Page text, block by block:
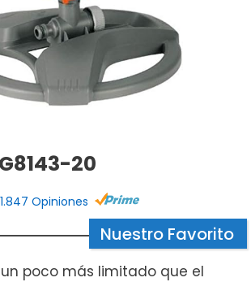
20
1.847 Opiniones
Nuestro Favorito
poco más limitado que el